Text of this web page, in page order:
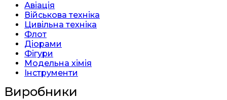
Авіація
Військова техніка
Цивільна техніка
Флот
Діорами
Фігури
Модельна хімія
Інструменти
Виробники